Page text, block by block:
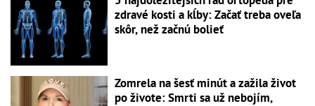
zdravé kosti a kĺby: Začať treba oveľa
skôr, než začnú bolieť
Zomrela na šesť minút a zažila život
po živote: Smrti sa už nebojím,